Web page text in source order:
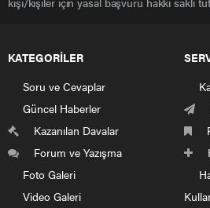
KATEGORİLER
Soru ve Cevaplar
Güncel Haberler
Kazanılan Davalar
Forum ve Yazışma
Foto Galeri
Video Galeri